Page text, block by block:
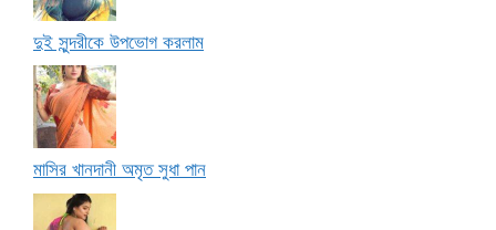
দুই সুন্দরীকে উপভোগ করলাম
মাসির খানদানী অমৃত সুধা পান